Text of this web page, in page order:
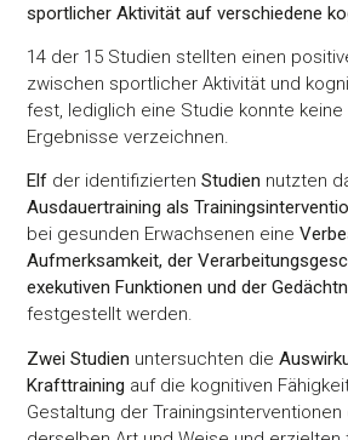
sportlicher Aktivität auf verschiedene
14 der 15 Studien stellten einen
zwischen sportlicher Aktivität und
fest, lediglich eine Studie konnte keine
Ergebnisse verzeichnen.
Elf der identifiziertenStudien nutzten
Ausdauertraining als Trainingsinterventio
bei gesunden Erwachsenen eine
Aufmerksamkeit, der
exekutiven Funktionen und der
festgestellt werden.
Zwei Studien untersuchten die
Krafttraining auf die kognitiven
Gestaltung der